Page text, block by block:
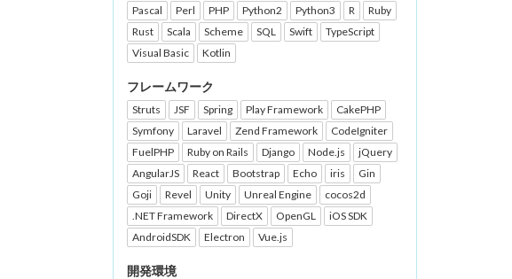
Pascal
Perl PHP Python2 Python3 R
Ruby
Rust
Scala Scheme SQL Swift
TypeScript
Visual Basic
Kotlin
フレームワーク
Struts JSF Spring Play Framework
CakePHP
Symfony
Laravel Zend Framework
CodeIgniter
FuelPHP
Ruby on Rails Django Node.js
jQuery
AngularJS
React Bootstrap Echo iris
Gin
Goji
Revel Unity Unreal Engine
cocos2d
.NET Framework
DirectX OpenGL
iOS SDK
AndroidSDK
Electron Vue.js
開発環境